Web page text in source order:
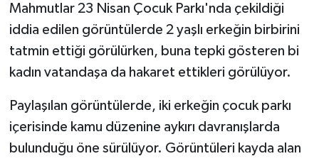
Mahmutlar 23 Nisan Çocuk Parkı'nda çekildiği
iddia edilen görüntülerde 2 yaşlı erkeğin birbirini
tatmin ettiği görülürken, buna tepki gösteren bi
kadın vatandaşa da hakaret ettikleri görülüyor.
Paylaşılan görüntülerde, iki erkeğin çocuk parkı
içerisinde kamu düzenine aykırı davranışlarda
bulunduğu öne sürülüyor. Görüntüleri kayda alan